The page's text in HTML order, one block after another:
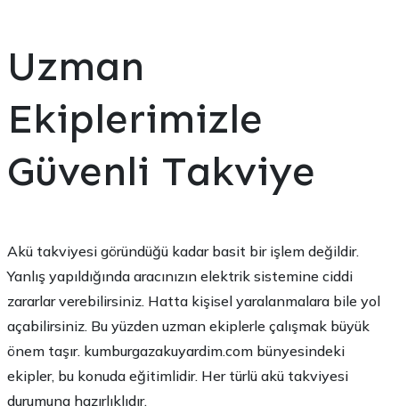
Uzman
Ekiplerimizle
Güvenli Takviye
Akü takviyesi göründüğü kadar basit bir işlem değildir.
Yanlış yapıldığında aracınızın elektrik sistemine ciddi
zararlar verebilirsiniz. Hatta kişisel yaralanmalara bile yol
açabilirsiniz. Bu yüzden uzman ekiplerle çalışmak büyük
önem taşır. kumburgazakuyardim.com bünyesindeki
ekipler, bu konuda eğitimlidir. Her türlü akü takviyesi
durumuna hazırlıklıdır.